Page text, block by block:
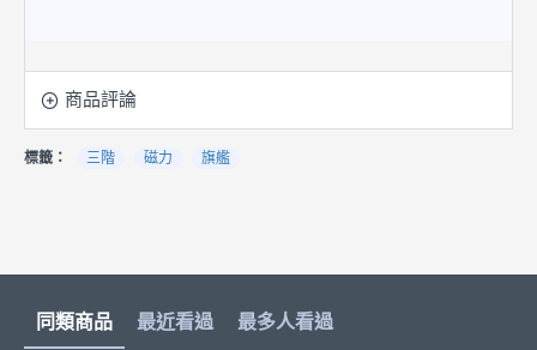
商品評論
標籤： 三階 磁力 旗艦
同類商品 最近看過 最多人看過